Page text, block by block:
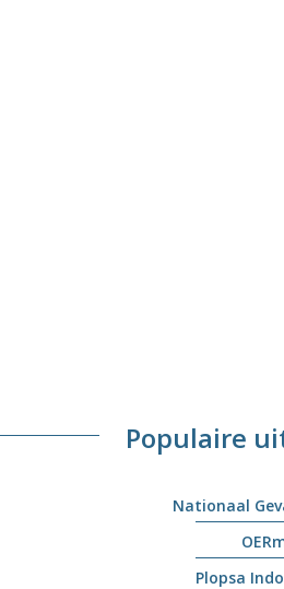
Populaire
Nationaal
Plopsa